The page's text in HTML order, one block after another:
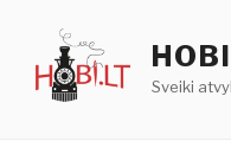
turinio
Sveiki